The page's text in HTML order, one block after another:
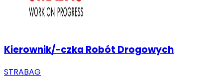
Kierownik/-czka Robót Drogowych
STRABAG